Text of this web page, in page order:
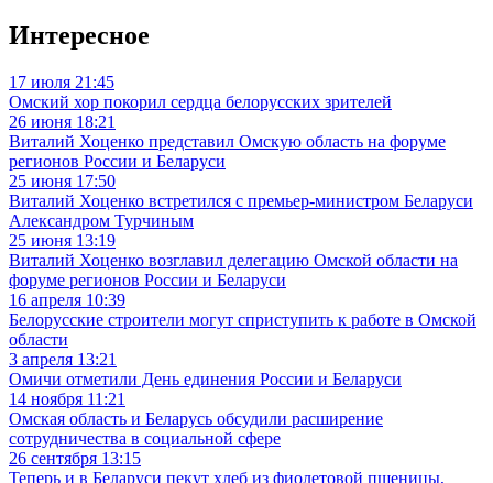
Интересное
17 июля 21:45
Омский хор покорил сердца белорусских зрителей
26 июня 18:21
Виталий Хоценко представил Омскую область на форуме
регионов России и Беларуси
25 июня 17:50
Виталий Хоценко встретился с премьер-министром Беларуси
Александром Турчиным
25 июня 13:19
Виталий Хоценко возглавил делегацию Омской области на
форуме регионов России и Беларуси
16 апреля 10:39
Белорусские строители могут сприступить к работе в Омской
области
3 апреля 13:21
Омичи отметили День единения России и Беларуси
14 ноября 11:21
Омская область и Беларусь обсудили расширение
сотрудничества в социальной сфере
26 сентября 13:15
Теперь и в Беларуси пекут хлеб из фиолетовой пшеницы,